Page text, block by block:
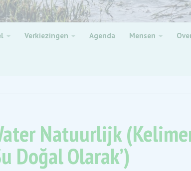
Verkiezingen Agenda Mensen
Natuurlijk
Doğal Olarak’)